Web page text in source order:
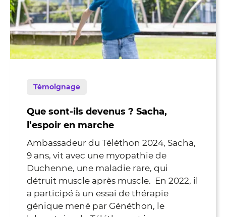
Témoignage
Que sont-ils devenus ? Sacha,
l’espoir en marche
Ambassadeur du Téléthon 2024, Sacha,
9 ans, vit avec une myopathie de
Duchenne, une maladie rare, qui
détruit muscle après muscle. En 2022, il
a participé à un essai de thérapie
génique mené par Généthon, le